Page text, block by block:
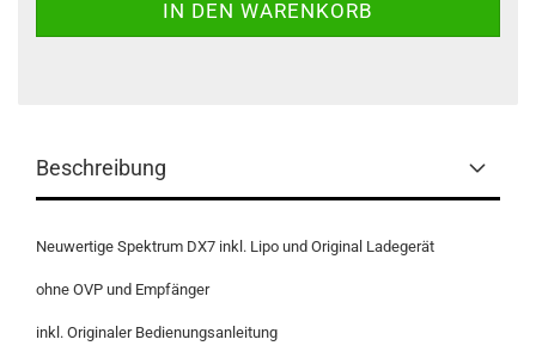
Beschreibung
Neuwertige Spektrum DX7 inkl. Lipo und Original Ladegerät
ohne OVP und Empfänger
inkl. Originaler Bedienungsanleitung